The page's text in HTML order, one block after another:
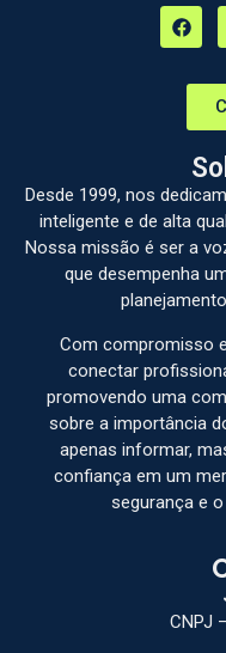
Desde 1999, nos
inteligente e de alta
Nossa missão é ser a
que desempenha
Com compromisso
conectar
promovendo uma
sobre a importância
apenas informar,
confiança em um
segurança e
CNPJ